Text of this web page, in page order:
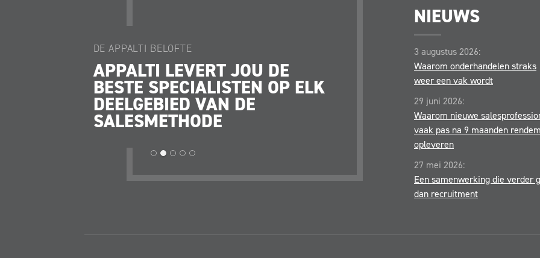
DE APPALTI BELOFTE
APPALTI LEVERT JOU DE
BESTE SPECIALISTEN OP ELK
DEELGEBIED VAN DE
SALESMETHODE
DE APPALTI BELOFTE
JE KRIJGT EEN
JE ONDERSTEUNT OP
STRATEGISCHE,
OPERATIONELE
NIEUWS
3 augustus 2026:
Waarom onderhandelen straks
weer een vak wordt
29 juni 2026:
Waarom nieuwe
vaak pas na 9 maanden
opleveren
27 mei 2026:
Een samenwerking die verder
dan recruitment